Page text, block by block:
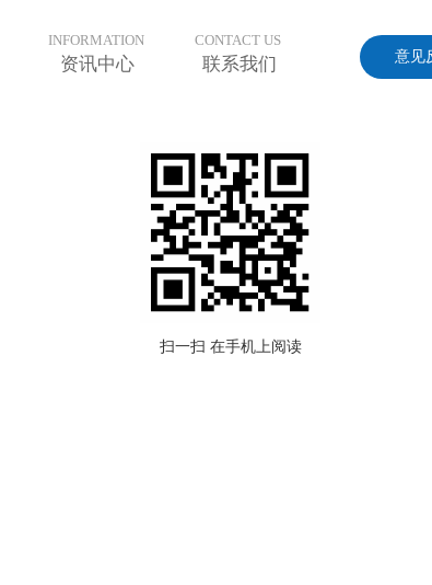
资讯中心 联系我们 意见
INFORMATION CONTACT US
扫一扫 在手机上阅读